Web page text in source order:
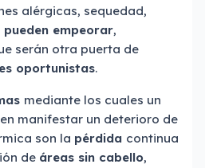
alérgicas, sequedad,
pueden empeorar,
serán otra puerta de
oportunistas.
mediante los cuales un
manifestar un deterioro de
son la pérdida continua
de áreas sin cabello,